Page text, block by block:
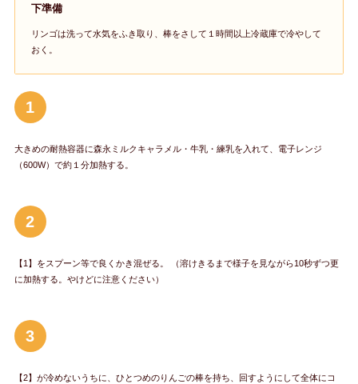
下準備
リンゴは洗って水気をふき取り、棒をさして１時間以上冷蔵庫で冷やして
おく。
1
大きめの耐熱容器に森永ミルクキャラメル・牛乳・練乳を入れて、電子レンジ
（600W）で約１分加熱する。
2
【1】をスプーン等で良くかき混ぜる。 （溶けきるまで様子を見ながら10秒ずつ更
に加熱する。やけどに注意ください）
3
【2】が冷めないうちに、ひとつめのりんごの棒を持ち、回すようにして全体にコ